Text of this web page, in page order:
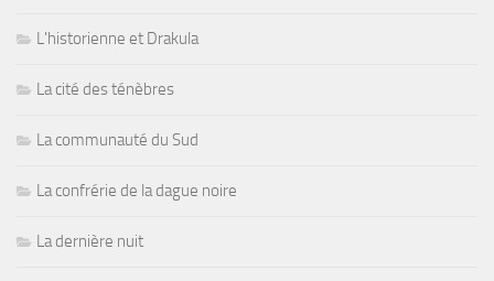
L'historienne et Drakula
La cité des ténèbres
La communauté du Sud
La confrérie de la dague noire
La dernière nuit